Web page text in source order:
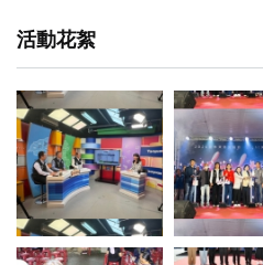
活動花絮